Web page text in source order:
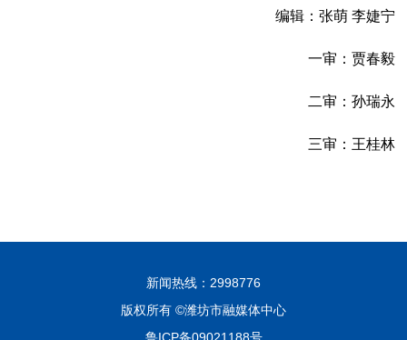
编辑：张萌 李婕宁
一审：贾春毅
二审：孙瑞永
三审：王桂林
新闻热线：2998776
版权所有 ©潍坊市融媒体中心